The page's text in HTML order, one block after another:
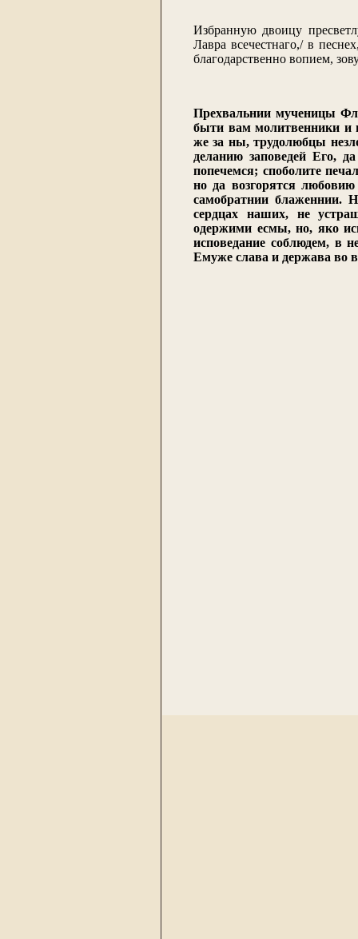
Избранную двоицу
Лавра всечестнаго,/ в
благодарственно вопием,
Прехвальнии мученицы
быти вам молитвенники и
же за ны, трудолюбцы
деланию заповедей Его,
попечемся; споболите
но да возгорятся
самобратнии блаженнии.
сердцах наших, не
одержими есмы, но, яко
исповедание соблюдем, в
Емуже слава и держава во